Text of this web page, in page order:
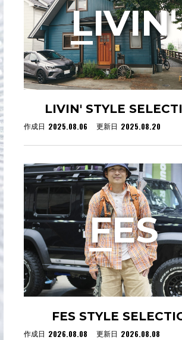
LIVIN' STYLE
作成日 2025.08.06 更新日 2025.08.20
LIVIN'
FES STYLE
作成日 2026.08.08 更新日 2026.08.08
FES